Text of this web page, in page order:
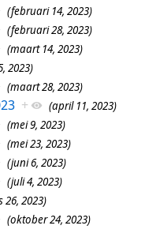
(februari 14, 2023)
(februari 28, 2023)
(maart 14, 2023)
2023)
(maart 28, 2023)
+ (april 11, 2023)
(mei 9, 2023)
(mei 23, 2023)
(juni 6, 2023)
(juli 4, 2023)
26, 2023)
(oktober 24, 2023)